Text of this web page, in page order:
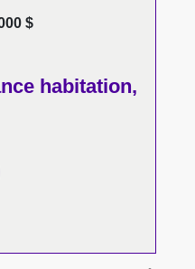
$
habitation,